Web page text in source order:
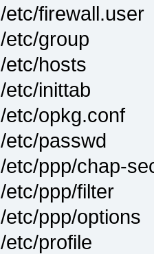
/etc/firewall.user
/etc/group
/etc/hosts
/etc/inittab
/etc/opkg.conf
/etc/passwd
/etc/ppp/chap-
/etc/ppp/filter
/etc/ppp/options
/etc/profile